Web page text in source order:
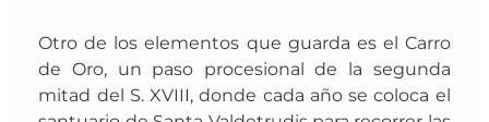
Otro de los elementos que guarda es el Carro
de Oro, un paso procesional de la segunda
mitad del S. XVIII, donde cada año se coloca el